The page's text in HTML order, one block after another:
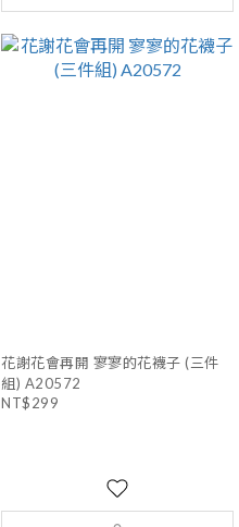
花謝花會再開 寥寥的花襪子 (三件
組) A20572
NT$299